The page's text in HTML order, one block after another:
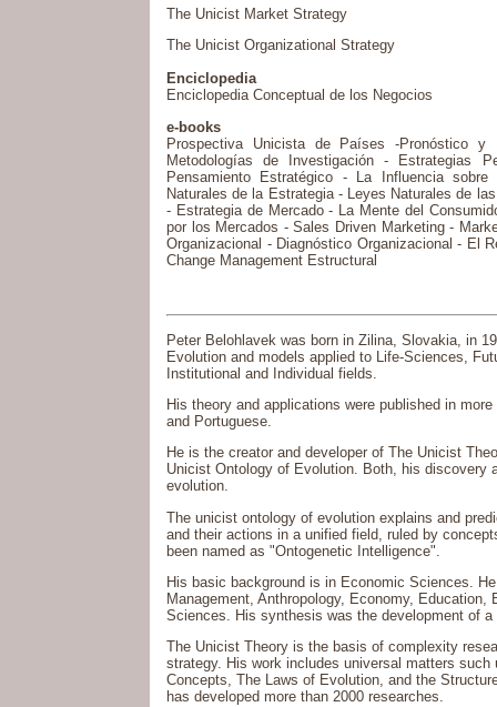
The Unicist Market Strategy
The Unicist Organizational Strategy
Enciclopedia
Enciclopedia Conceptual de los Negocios
e-books
Prospectiva Unicista de Países -Pronóstico
Metodologías de Investigación - Estrategias
Pensamiento Estratégico - La Influencia
Naturales de la Estrategia - Leyes Naturales de
- Estrategia de Mercado - La Mente del
por los Mercados - Sales Driven Marketing -
Organizacional - Diagnóstico Organizacional - El
Change Management Estructural
Peter Belohlavek was born in Zilina, Slovakia, in
Evolution and models applied to Life-Sciences,
Institutional and Individual fields.
His theory and applications were published in
and Portuguese.
He is the creator and developer of The Unicist
Unicist Ontology of Evolution. Both, his discovery
evolution.
The unicist ontology of evolution explains and
and their actions in a unified field, ruled by
been named as "Ontogenetic Intelligence".
His basic background is in Economic Sciences.
Management, Anthropology, Economy,
Sciences. His synthesis was the development of
The Unicist Theory is the basis of complexity
strategy. His work includes universal matters
Concepts, The Laws of Evolution, and the
has developed more than 2000 researches.